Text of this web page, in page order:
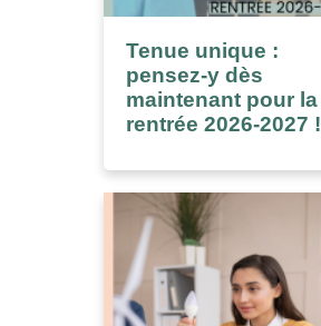
Tenue unique :
pensez-y dès
maintenant pour la
rentrée 2026-2027 !